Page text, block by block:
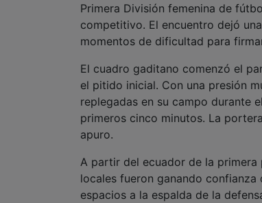
Primera División femenina de
competitivo. El encuentro dejó
momentos de dificultad para
El cuadro gaditano comenzó el
el pitido inicial. Con una presión
replegadas en su campo durante
primeros cinco minutos. La
apuro.
A partir del ecuador de la primera
locales fueron ganando
espacios a la espalda de la